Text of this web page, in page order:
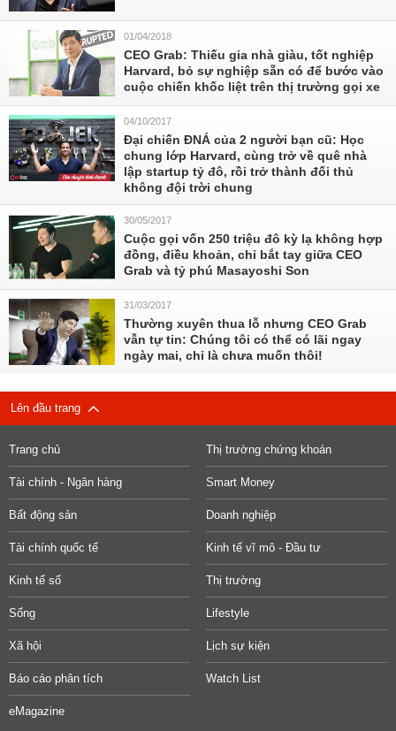
01/04/2018
CEO Grab: Thiếu gia nhà giàu, tốt nghiệp
Harvard, bỏ sự nghiệp sẵn có để bước vào
cuộc chiến khốc liệt trên thị trường gọi xe
04/10/2017
Đại chiến ĐNÁ của 2 người bạn cũ: Học
chung lớp Harvard, cùng trở về quê nhà
lập startup tỷ đô, rồi trở thành đối thủ
không đội trời chung
30/05/2017
Cuộc gọi vốn 250 triệu đô kỳ lạ không hợp
đồng, điều khoản, chỉ bắt tay giữa CEO
Grab và tỷ phú Masayoshi Son
31/03/2017
Thường xuyên thua lỗ nhưng CEO Grab
vẫn tự tin: Chúng tôi có thể có lãi ngay
ngày mai, chỉ là chưa muốn thôi!
Lên đầu trang
Trang chủ Thị trường chứng khoán
Tài chính - Ngân hàng Smart Money
Bất động sản Doanh nghiệp
Tài chính quốc tế Kinh tế vĩ mô - Đầu tư
Kinh tế số Thị trường
Sống Lifestyle
Xã hội Lịch sự kiện
Báo cáo phân tích Watch List
eMagazine